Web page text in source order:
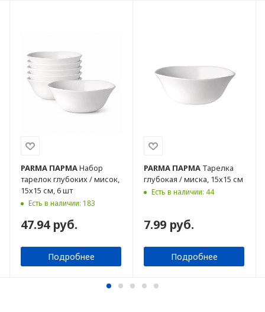
PARMA ПАРМАНабор
тарелок глубоких / мисок,
15х15 см, 6 шт
Есть в наличии: 183
47.94 руб.
Подробнее
PARMA ПАРМА Тарелка
глубокая / миска, 15х15 см
Есть в наличии: 44
7.99 руб.
Подробнее